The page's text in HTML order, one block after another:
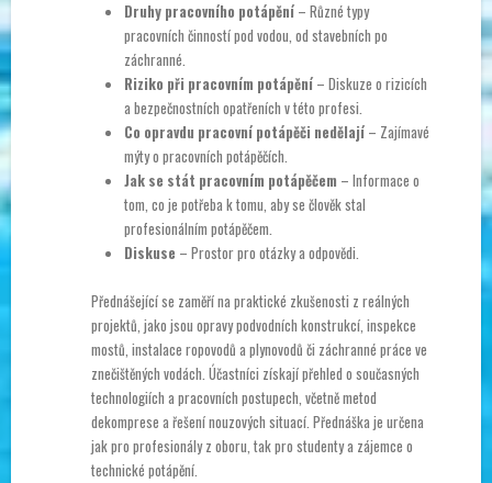
Druhy pracovního potápění– Různé typy
pracovních činností pod vodou, od stavebních po
záchranné.
Riziko při pracovním potápění– Diskuze o rizicích
a bezpečnostních opatřeních v této profesi.
Co opravdu pracovní potápěči nedělají– Zajímavé
mýty o pracovních potápěčích.
Jak se stát pracovním potápěčem – Informace o
tom, co je potřeba k tomu, aby se člověk stal
profesionálním potápěčem.
Diskuse – Prostor pro otázky a odpovědi.
Přednášející se zaměří na praktické zkušenosti z reálných
projektů, jako jsou opravy podvodních konstrukcí, inspekce
mostů, instalace ropovodů a plynovodů či záchranné práce ve
znečištěných vodách. Účastníci získají přehled o současných
technologiích a pracovních postupech, včetně metod
dekomprese a řešení nouzových situací. Přednáška je určena
jak pro profesionály z oboru, tak pro studenty a zájemce o
technické potápění.